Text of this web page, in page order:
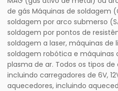
de gás Máquinas de soldagem
soldagem por arco submerso
soldagem por pontos de
soldagem a laser, máquinas de
soldagem robótica e máquinas
plasma de ar. Todos os tipos
incluindo carregadores de 6V,
aquecedores, incluindo